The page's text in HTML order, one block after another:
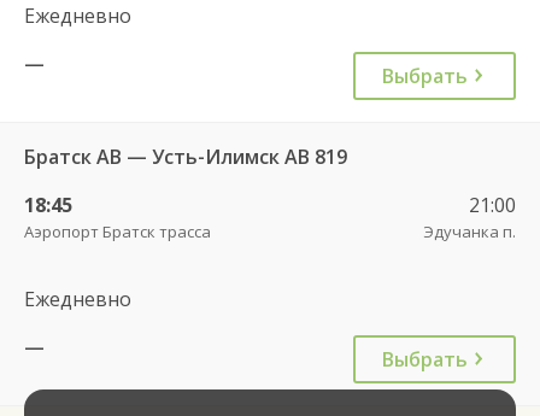
Ежедневно
—
Выбрать
Братск АВ — Усть-Илимск АВ 819
18:45
Аэропорт Братск трасса
21:00
Эдучанка п.
Ежедневно
—
Выбрать